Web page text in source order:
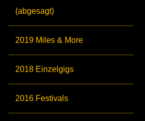
(abgesagt)
2019 Miles & More
2018 Einzelgigs
2016 Festivals